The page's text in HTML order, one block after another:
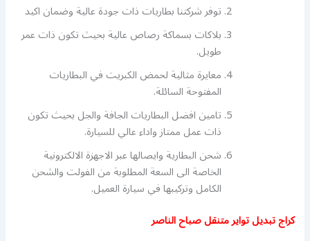
توفر شركتنا بطاريات ذات جودة عالية وضمان اكيد
بلاكات بسماكة رصاص عالية بحيث تكون ذات عمر
طويل.
معايرة مثالية لحمض الكبريت في البطاريات
المفتوحة السائلة.
تامين افضل البطاريات الجافة والجل بحيث تكون
ذات عمل ممتاز واداء عالي للسيارة.
شحن البطارية وايصالها عبر الاجهزة الالكترونية
الخاصة الى السعة المطلوبة من الفولت والشحن
الكامل وتركيبها في سيارة العميل.
كراج تبديل تواير متنقل صباح الناصر